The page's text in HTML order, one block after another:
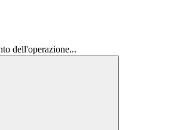
dell'operazione...